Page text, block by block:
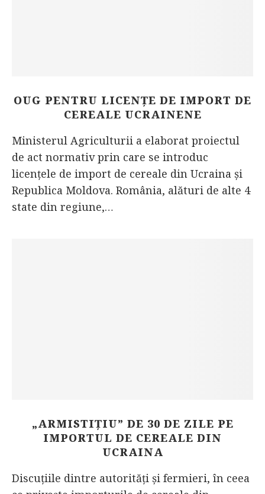
OUG PENTRU LICENȚE DE IMPORT DE
CEREALE UCRAINENE
Ministerul Agriculturii a elaborat proiectul
de act normativ prin care se introduc
licențele de import de cereale din Ucraina și
Republica Moldova. România, alături de alte 4
state din regiune,…
„ARMISTIȚIU” DE 30 DE ZILE PE
IMPORTUL DE CEREALE DIN
UCRAINA
Discuțiile dintre autorități și fermieri, în ceea